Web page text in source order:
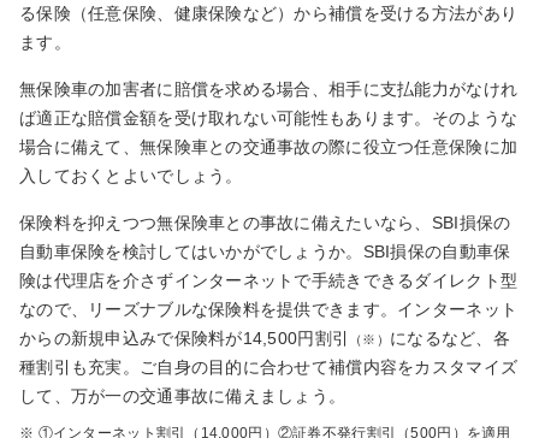
る保険（任意保険、健康保険など）から補償を受ける方法があり
ます。
無保険車の加害者に賠償を求める場合、相手に支払能力がなけれ
ば適正な賠償金額を受け取れない可能性もあります。そのような
場合に備えて、無保険車との交通事故の際に役立つ任意保険に加
入しておくとよいでしょう。
保険料を抑えつつ無保険車との事故に備えたいなら、SBI損保の
自動車保険を検討してはいかがでしょうか。SBI損保の自動車保
険は代理店を介さずインターネットで手続きできるダイレクト型
なので、リーズナブルな保険料を提供できます。インターネット
からの新規申込みで保険料が14,500円割引
（※） になるなど、各
種割引も充実。ご自身の目的に合わせて補償内容をカスタマイズ
して、万が一の交通事故に備えましょう。
※ ①インターネット割引（14,000円）②証券不発行割引（500円）を適用